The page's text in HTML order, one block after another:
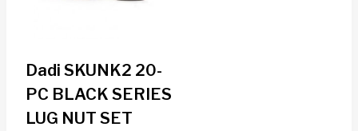
Dadi SKUNK2 20-
PC BLACK SERIES
LUG NUT SET